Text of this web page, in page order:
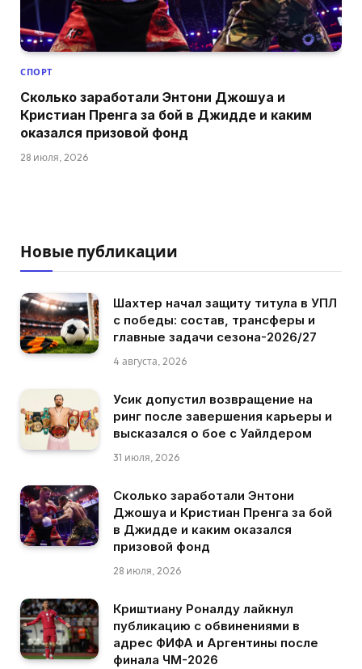
СПОРТ
Сколько заработали Энтони Джошуа и
Кристиан Пренга за бой в Джидде и каким
оказался призовой фонд
28 июля, 2026
Новые публикации
Шахтер начал защиту титула в УПЛ
с победы: состав, трансферы и
главные задачи сезона-2026/27
4 августа, 2026
Усик допустил возвращение на
ринг после завершения карьеры и
высказался о бое с Уайлдером
31 июля, 2026
Сколько заработали Энтони
Джошуа и Кристиан Пренга за бой
в Джидде и каким оказался
призовой фонд
28 июля, 2026
Криштиану Роналду лайкнул
публикацию с обвинениями в
адрес ФИФА и Аргентины после
финала ЧМ-2026